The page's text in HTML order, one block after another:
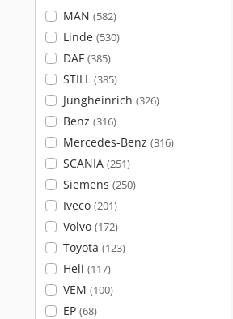
MAN (582)
Linde (530)
DAF (385)
STILL (385)
Jungheinrich (326)
Benz (316)
Mercedes-Benz (316)
SCANIA (251)
Siemens (250)
Iveco (201)
Volvo (172)
Toyota (123)
Heli (117)
VEM (100)
EP (68)